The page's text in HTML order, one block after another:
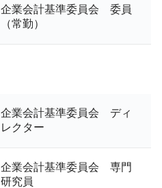
企業会計基準委員会 委員
（常勤）
企業会計基準委員会 ディ
レクター
企業会計基準委員会 専門
研究員